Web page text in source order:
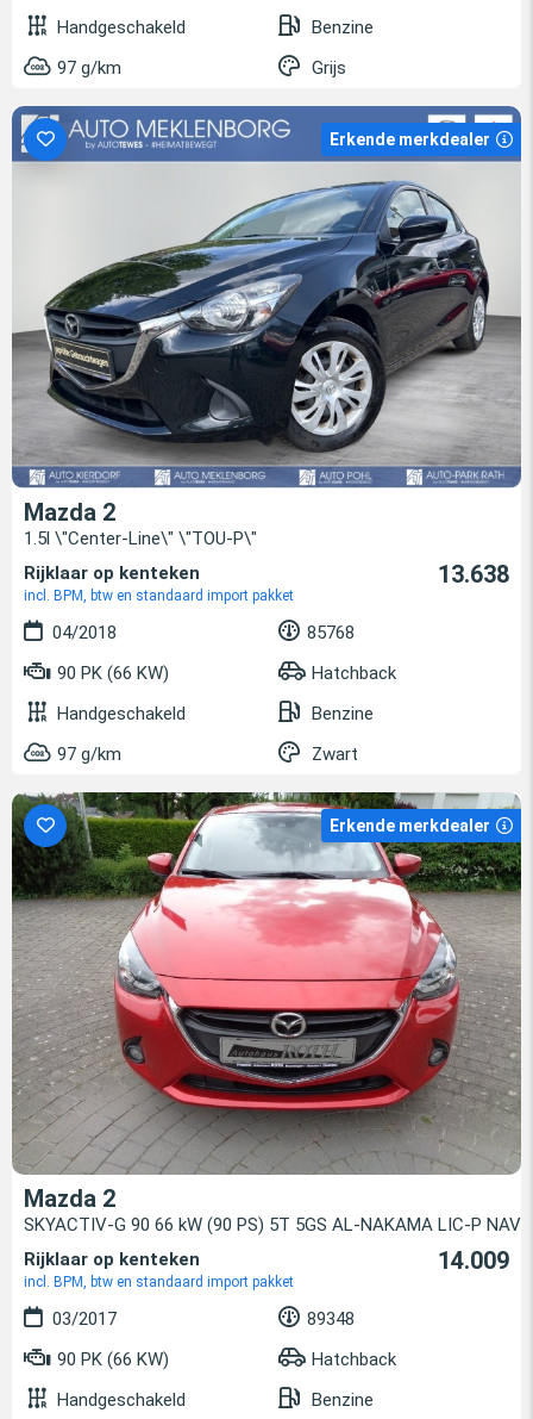
Handgeschakeld
Benzine
97 g/km
Grijs
Erkende merkdealer
Mazda 2
1.5l \"Center-Line\" \"TOU-P\"
Rijklaar op kenteken
incl. BPM, btw en standaard import pakket
13.638
04/2018
85768
90 PK (66 KW)
Hatchback
Handgeschakeld
Benzine
97 g/km
Zwart
Erkende merkdealer
Mazda 2
SKYACTIV-G 90 66 kW (90 PS) 5T 5GS AL-NAKAMA LIC-P NAV
Rijklaar op kenteken
incl. BPM, btw en standaard import pakket
14.009
03/2017
89348
90 PK (66 KW)
Hatchback
Handgeschakeld
Benzine